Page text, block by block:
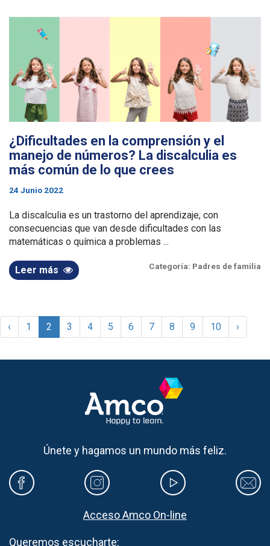
¿Dificultades en la comprensión y el
manejo de números? La discalculia es
más común de lo que crees
24 Junio 2022
La discalculia es un trastorno del aprendizaje, con
consecuencias que van desde dificultades con las
matemáticas o química a problemas ...
Leer más Categoría: Padres de familia
‹ 1 2 3 4 5 6 7 8 9 10 ›
Únete y hagamos un mundo más feliz.
Acceso Amco On-line
Queremos escucharte: